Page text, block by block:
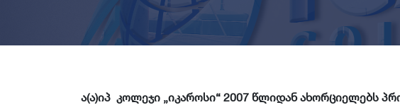
ა(ა)იპ კოლეჯი „იკაროსი“ 2007 წლიდან ახორციელებს